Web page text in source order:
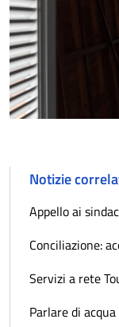
Notizie
Appello ai
Conciliazione:
Servizi a rete
Parlare di